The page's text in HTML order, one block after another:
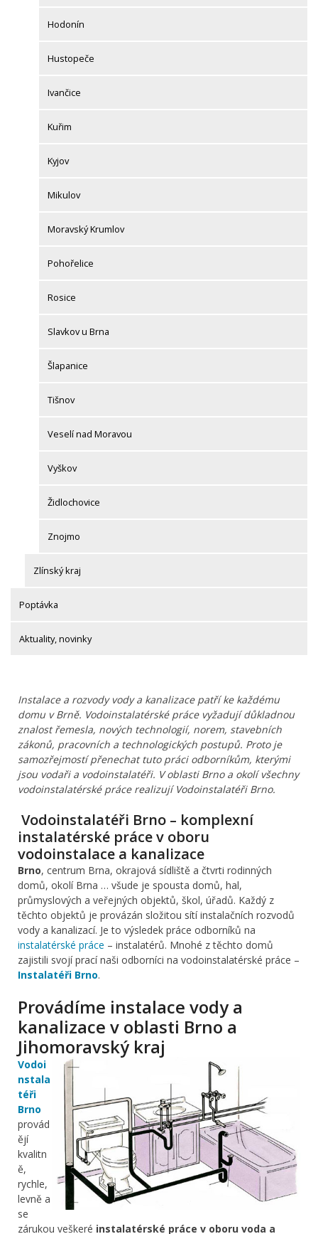
Hodonín
Hustopeče
Ivančice
Kuřim
Kyjov
Mikulov
Moravský Krumlov
Pohořelice
Rosice
Slavkov u Brna
Šlapanice
Tišnov
Veselí nad Moravou
Vyškov
Židlochovice
Znojmo
Zlínský kraj
Poptávka
Aktuality, novinky
Instalace a rozvody vody a kanalizace patří ke každému
domu v Brně. Vodoinstalatérské práce vyžadují důkladnou
znalost řemesla, nových technologií, norem, stavebních
zákonů, pracovních a technologických postupů. Proto je
samozřejmostí přenechat tuto práci odborníkům, kterými
jsou vodaři a vodoinstalatéři. V oblasti Brno a okolí všechny
vodoinstalatérské práce realizují Vodoinstalatéři Brno.
Vodoinstalatéři Brno – komplexní
instalatérské práce v oboru
vodoinstalace a kanalizace
Brno, centrum Brna, okrajová sídliště a čtvrti rodinných
domů, okolí Brna … všude je spousta domů, hal,
průmyslových a veřejných objektů, škol, úřadů. Každý z
těchto objektů je provázán složitou sítí instalačních rozvodů
vody a kanalizací. Je to výsledek práce odborníků na
instalatérské práce – instalatérů. Mnohé z těchto domů
zajistili svojí prací naši odborníci na vodoinstalatérské práce –
Instalatéři Brno.
Provádíme instalace vody a
kanalizace v oblasti Brno a
Jihomoravský kraj
Vodoi
nstala
téři
Brno
provád
ějí
kvalitn
ě,
rychle,
levně a
se
zárukou veškeré instalatérské práce v oboru voda a